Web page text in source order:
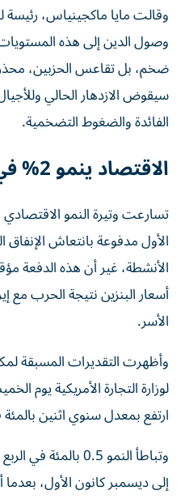
وقالت مايا ماكجينياس، رئيسة
وصول الدين إلى هذه
ضخم، بل تقاعس الحزبين،
سيقوض الازدهار الحالي
الفائدة والضغوط التضخمية.
الاقتصاد ينمو 2% في الربع الأول
تسارعت وتيرة النمو
الأول مدفوعة بانتعاش
‌الأنشطة، غير أن هذه الدفعة
⁠أسعار البنزين نتيجة الحرب
الأسر.
وأظهرت ‌التقديرات المسبقة
لوزارة التجارة الأمريكية يوم
ارتفع بمعدل سنوي اثنين ‌بالمئة
وتباطأ النمو 0.5
إلى ديسمبر كانون الأول،